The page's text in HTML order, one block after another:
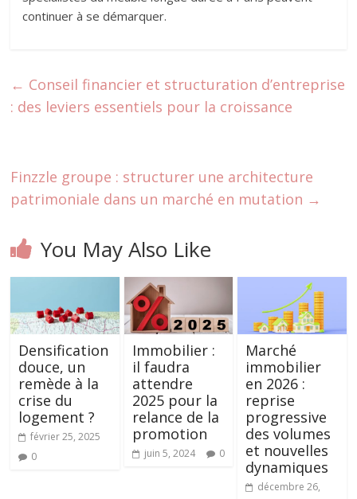
continuer à se démarquer.
← Conseil financier et structuration d’entreprise
: des leviers essentiels pour la croissance
Finzzle groupe : structurer une architecture
patrimoniale dans un marché en mutation →
You May Also Like
Densification
douce, un
remède à la
crise du
logement ?
février 25, 2025
0
Immobilier :
il faudra
attendre
2025 pour la
relance de la
promotion
juin 5, 2024 0
Marché
immobilier
en 2026 :
reprise
progressive
des volumes
et nouvelles
dynamiques
décembre 26,